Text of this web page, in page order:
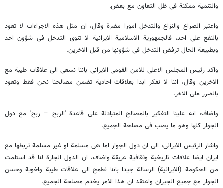
والتنمیة ممکنة فی ظل التعاون مع بعض.
واعتبر الصراع والنزاع والتدخل امورا مضرة وقال، ان مثل هذه الاجراءات لا تعود
بالنفع علی احد، فالجمهوریة الاسلامیة الایرانیة لا تنوی التدخل فی شؤون احد
وبطبیعة الحال ترفض التدخل فی شؤونها من قبل الاخرین.
واکد رئیس المجلس الاعلی للامن القومی الایرانی باننا نسعی الی علاقات طیبة مع
الاخرین وقال، اننا لا نفکر ابدا بعلاقات احادیة تضمن مصالحنا نحن فقط وتعود
بالضرر علی الاخر.
واضاف، انه علینا التفکیر بالمصالح المتبادلة علی قاعدة 'الربح – ربح' مع دول
الجوار کلها وهو ما یصب فی مصلحة الجمیع.
واشار الرئیس الایرانی، الی ان دول الجوار اما هی مسلمة او غیر مسلمة تربطها مع
ایران ایضا علاقات تاریخیة وثقافیة عریقة واضاف، ان الدول الجارة لنا قد استلمت
من الحکومة (الایرانیة) الرسالة جیدا باننا نطمح الی علاقات طیبة واخویة وحسن
الجوار مع جمیع الجیران واعتقد ان هذا الامر یخدم مصلحة الجمیع.